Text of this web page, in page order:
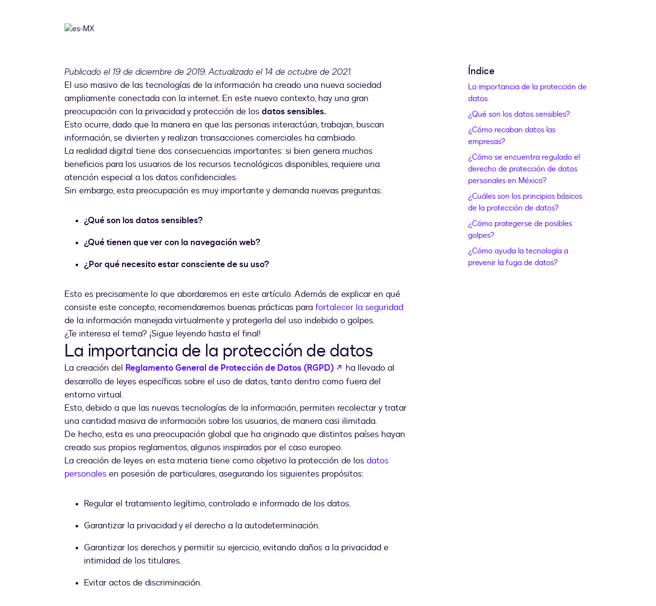
Publicado el 19 de diciembre de 2019. Actualizado el 14 de octubre de 2021.
El uso masivo de las tecnologías de la información ha creado una nueva sociedad
ampliamente conectada con la internet. En este nuevo contexto, hay una gran
preocupación con la privacidad y protección de los datos sensibles.
Esto ocurre, dado que la manera en que las personas interactúan, trabajan, buscan
información, se divierten y realizan transacciones comerciales ha cambiado.
La realidad digital tiene dos consecuencias importantes: si bien genera muchos
beneficios para los usuarios de los recursos tecnológicos disponibles, requiere una
atención especial a los datos confidenciales.
Sin embargo, esta preocupación es muy importante y demanda nuevas preguntas:
¿Qué son los datos sensibles?
¿Qué tienen que ver con la navegación web?
¿Por qué necesito estar consciente de su uso?
Esto es precisamente lo que abordaremos en este artículo. Además de explicar en qué
consiste este concepto, recomendaremos buenas prácticas para fortalecer la seguridad
de la información manejada virtualmente y protegerla del uso indebido o golpes.
¿Te interesa el tema? ¡Sigue leyendo hasta el final!
La importancia de la protección de datos
La creación del Reglamento General de Protección de Datos (RGPD) abre em uma nova guia
ha llevado al
desarrollo de leyes específicas sobre el uso de datos, tanto dentro como fuera del
entorno virtual.
Esto, debido a que las nuevas tecnologías de la información, permiten recolectar y tratar
una cantidad masiva de información sobre los usuarios, de manera casi ilimitada.
De hecho, esta es una preocupación global que ha originado que distintos países hayan
creado sus propios reglamentos, algunos inspirados por el caso europeo.
La creación de leyes en esta materia tiene como objetivo la protección de los datos
personales en posesión de particulares, asegurando los siguientes propósitos:
Regular el tratamiento legítimo, controlado e informado de los datos.
Garantizar la privacidad y el derecho a la autodeterminación.
Garantizar los derechos y permitir su ejercicio, evitando daños a la privacidad e
intimidad de los titulares.
Evitar actos de discriminación.
Índice
La importancia de la protección de
datos
¿Qué son los datos sensibles?
¿Cómo recaban datos las
empresas?
¿Cómo se encuentra regulado el
derecho de protección de datos
personales en México?
¿Cuáles son los principios básicos
de la protección de datos?
¿Cómo protegerse de posibles
golpes?
¿Cómo ayuda la tecnología a
prevenir la fuga de datos?